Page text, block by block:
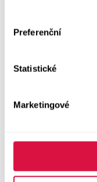
Preferenční
Statistické
Marketingové